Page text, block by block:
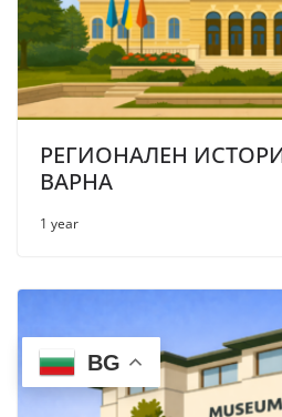
РЕГИОНАЛЕН
ВАРНА
1 year
BG